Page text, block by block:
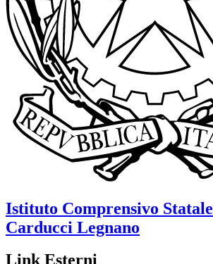
Istituto Comprensivo Statale
Carducci Legnano
Link Esterni